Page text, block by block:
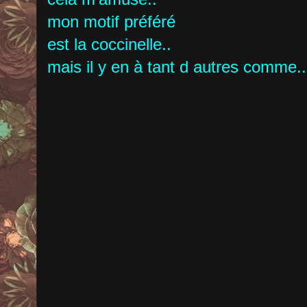
mon motif préféré
est la coccinelle..
mais il y en à tant d autres